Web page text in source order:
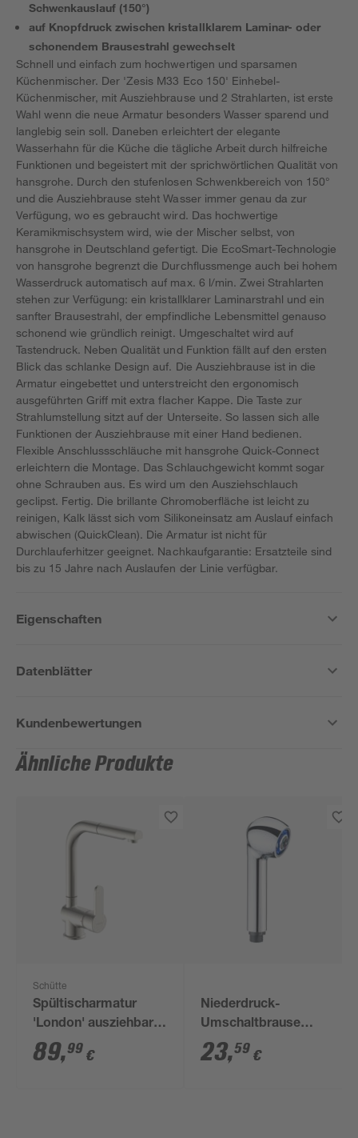
Schwenkauslauf (150°)
auf Knopfdruck zwischen kristallklarem Laminar- oder
schonendem Brausestrahl gewechselt
Schnell und einfach zum hochwertigen und sparsamen
Küchenmischer. Der 'Zesis M33 Eco 150' Einhebel-
Küchenmischer, mit Ausziehbrause und 2 Strahlarten, ist erste
Wahl wenn die neue Armatur besonders Wasser sparend und
langlebig sein soll. Daneben erleichtert der elegante
Wasserhahn für die Küche die tägliche Arbeit durch hilfreiche
Funktionen und begeistert mit der sprichwörtlichen Qualität von
hansgrohe. Durch den stufenlosen Schwenkbereich von 150°
und die Ausziehbrause steht Wasser immer genau da zur
Verfügung, wo es gebraucht wird. Das hochwertige
Keramikmischsystem wird, wie der Mischer selbst, von
hansgrohe in Deutschland gefertigt. Die EcoSmart-Technologie
von hansgrohe begrenzt die Durchflussmenge auch bei hohem
Wasserdruck automatisch auf max. 6 l/min. Zwei Strahlarten
stehen zur Verfügung: ein kristallklarer Laminarstrahl und ein
sanfter Brausestrahl, der empfindliche Lebensmittel genauso
schonend wie gründlich reinigt. Umgeschaltet wird auf
Tastendruck. Neben Qualität und Funktion fällt auf den ersten
Blick das schlanke Design auf. Die Ausziehbrause ist in die
Armatur eingebettet und unterstreicht den ergonomisch
ausgeführten Griff mit extra flacher Kappe. Die Taste zur
Strahlumstellung sitzt auf der Unterseite. So lassen sich alle
Funktionen der Ausziehbrause mit einer Hand bedienen.
Flexible Anschlussschläuche mit hansgrohe Quick-Connect
erleichtern die Montage. Das Schlauchgewicht kommt sogar
ohne Schrauben aus. Es wird um den Ausziehschlauch
geclipst. Fertig. Die brillante Chromoberfläche ist leicht zu
reinigen, Kalk lässt sich vom Silikoneinsatz am Auslauf einfach
abwischen (QuickClean). Die Armatur ist nicht für
Durchlauferhitzer geeignet. Nachkaufgarantie: Ersatzteile sind
bis zu 15 Jahre nach Auslaufen der Linie verfügbar.
Eigenschaften
Datenblätter
Kundenbewertungen
Ähnliche Produkte
Schütte
Spültischarmatur
'London' ausziehbar
edelstahlfarben
89,99 €
Niederdruck-
Umschaltbrause
verchromt 1/2"
23,59 €